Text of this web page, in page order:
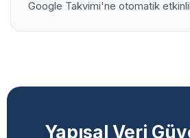
Google Takvimi'ne otomatik
Yapısal Veri